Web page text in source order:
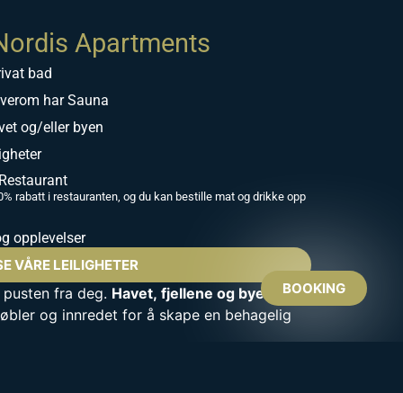
BOOKING
Apartments
bad
har Sauna
og/eller byen
rabatt i restauranten, og du kan bestille mat og drikke opp
opplevelser
VÅRE LEILIGHETER
fra deg. Havet, fjellene og byen
. Alle
og innredet for å skape en behagelig